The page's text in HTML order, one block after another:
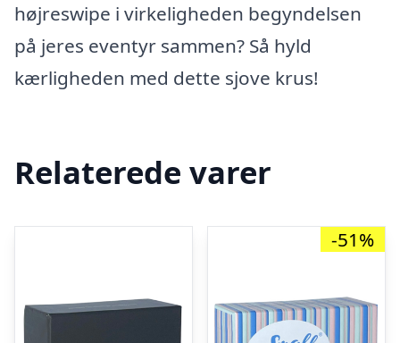
højreswipe i virkeligheden begyndelsen
på jeres eventyr sammen? Så hyld
kærligheden med dette sjove krus!
Relaterede varer
-51%